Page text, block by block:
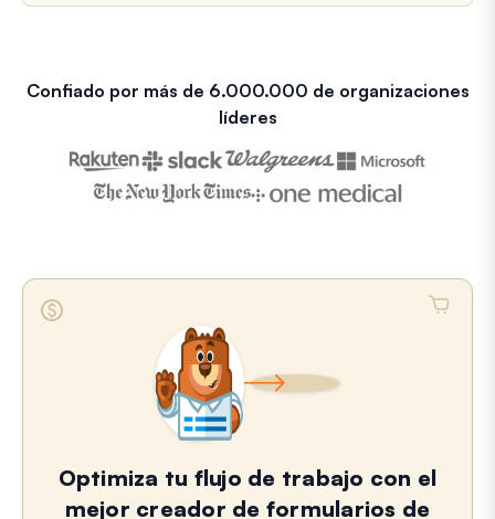
Confiado por más de 6.000.000 de organizaciones
líderes
Optimiza tu flujo de trabajo con el
mejor creador de formularios de